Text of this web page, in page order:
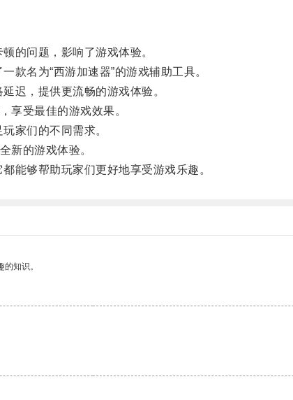
的问题，影响了游戏体验。
名为“西游加速器”的游戏辅助工具。
迟，提供更流畅的游戏体验。
受最佳的游戏效果。
家们的不同需求。
新的游戏体验。
够帮助玩家们更好地享受游戏乐趣。
知识。